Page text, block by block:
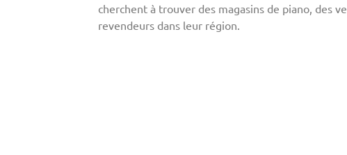
cherchent à trouver des magasins de piano, des
revendeurs dans leur région.